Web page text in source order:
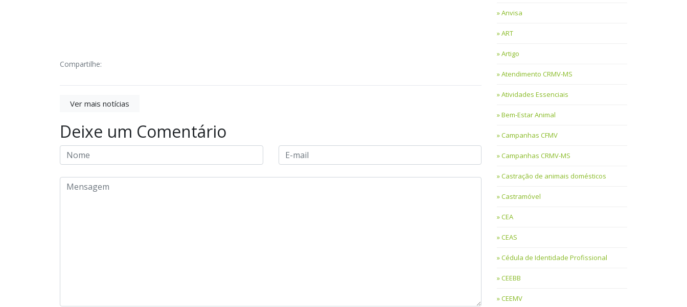
Compartilhe:
Ver mais notícias
Deixe um Comentário
Anvisa
ART
Artigo
Atendimento CRMV-MS
Atividades Essenciais
Bem-Estar Animal
Campanhas CFMV
Campanhas CRMV-MS
Castração de animais domésticos
Castramóvel
CEA
CEAS
Cédula de Identidade Profissional
CEEBB
CEEMV